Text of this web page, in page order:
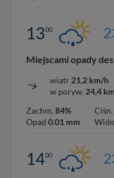
1300
Miejscami opady
wiatr 21,2 km/h
w poryw. 24,4
Zachm. 84%
Opad 0.01 mm
Ciśn.
1400